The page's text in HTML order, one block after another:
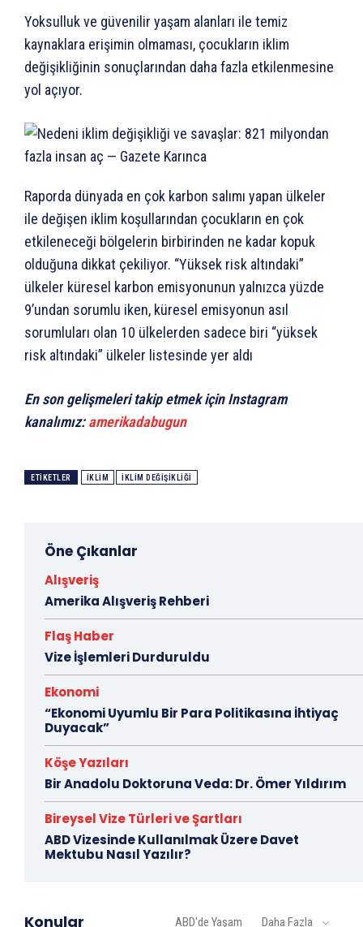
Yoksulluk ve güvenilir yaşam alanları ile temiz
kaynaklara erişimin olmaması, çocukların iklim
değişikliğinin sonuçlarından daha fazla etkilenmesine
yol açıyor.
Raporda dünyada en çok karbon salımı yapan ülkeler
ile değişen iklim koşullarından çocukların en çok
etkileneceği bölgelerin birbirinden ne kadar kopuk
olduğuna dikkat çekiliyor. “Yüksek risk altındaki”
ülkeler küresel karbon emisyonunun yalnızca yüzde
9’undan sorumlu iken, küresel emisyonun asıl
sorumluları olan 10 ülkelerden sadece biri “yüksek
risk altındaki” ülkeler listesinde yer aldı
En son gelişmeleri takip etmek için Instagram
kanalımız:amerikadabugun
ETIKETLER İKLIM IKLIM DEĞIŞIKLIĞI
Öne Çıkanlar
Alışveriş
Amerika Alışveriş Rehberi
Flaş Haber
Vize İşlemleri Durduruldu
Ekonomi
“Ekonomi Uyumlu Bir Para Politikasına İhtiyaç
Duyacak”
Köşe Yazıları
Bir Anadolu Doktoruna Veda: Dr. Ömer Yıldırım
Bireysel Vize Türleri ve Şartları
ABD Vizesinde Kullanılmak Üzere Davet
Mektubu Nasıl Yazılır?
Konular ABD'de Yaşam Daha Fazla